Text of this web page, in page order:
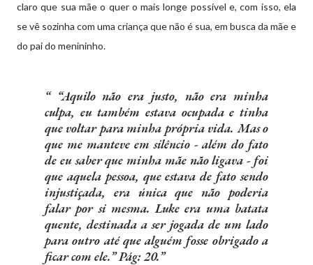
claro que sua mãe o quer o mais longe possível e, com isso, ela
se vê sozinha com uma criança que não é sua, em busca da mãe e
do pai do menininho.
“Aquilo não era justo, não era minha
culpa, eu também estava ocupada e tinha
que voltar para minha própria vida. Mas o
que me manteve em silêncio - além do fato
de eu saber que minha mãe não ligava - foi
que aquela pessoa, que estava de fato sendo
injustiçada, era única que não poderia
falar por si mesma. Luke era uma batata
quente, destinada a ser jogada de um lado
para outro até que alguém fosse obrigado a
ficar com ele.” Pág: 20.